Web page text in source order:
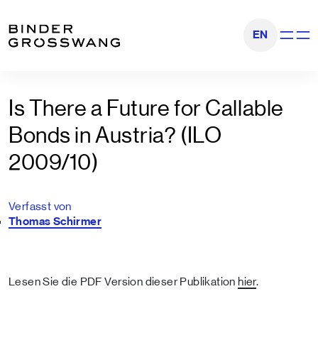
EN
Is There a Future for Callable
Bonds in Austria? (ILO
2009/10)
Verfasst von
Thomas Schirmer
Lesen Sie die PDF Version dieser Publikation hier.